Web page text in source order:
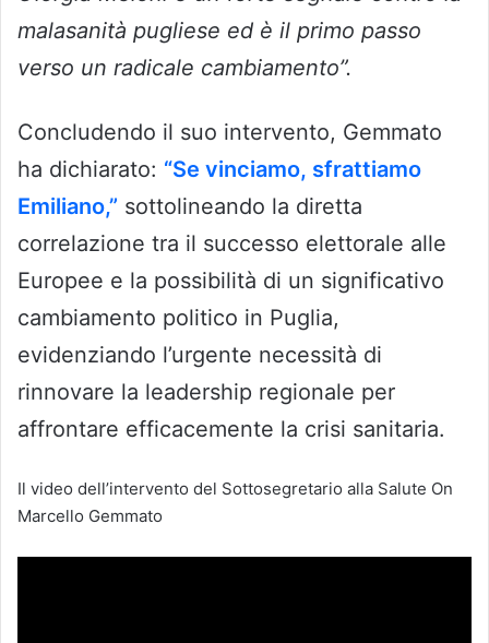
malasanità pugliese ed è il primo passo
verso un radicale cambiamento”.
Concludendo il suo intervento, Gemmato
ha dichiarato: “Se vinciamo, sfrattiamo
Emiliano,” sottolineando la diretta
correlazione tra il successo elettorale alle
Europee e la possibilità di un significativo
cambiamento politico in Puglia,
evidenziando l’urgente necessità di
rinnovare la leadership regionale per
affrontare efficacemente la crisi sanitaria.
Il video dell’intervento del Sottosegretario alla Salute On
Marcello Gemmato